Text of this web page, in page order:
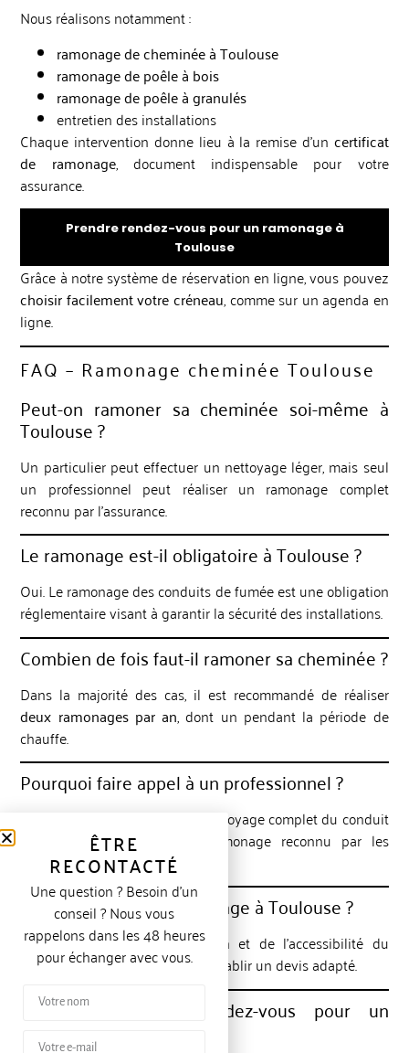
Nous réalisons notamment :
ramonage de cheminée à Toulouse
ramonage de poêle à bois
ramonage de poêle à granulés
entretien des installations
Chaque intervention donne lieu à la remise d’un certificat
de ramonage, document indispensable pour votre
assurance.
Prendre rendez-vous pour un ramonage à
Toulouse
Grâce à notre système de réservation en ligne, vous pouvez
choisir facilement votre créneau, comme sur un agenda en
ligne.
FAQ – Ramonage cheminée Toulouse
Peut-on ramoner sa cheminée soi-même à
Toulouse ?
Un particulier peut effectuer un nettoyage léger, mais seul
un professionnel peut réaliser un ramonage complet
reconnu par l’assurance.
Le ramonage est-il obligatoire à Toulouse ?
Oui. Le ramonage des conduits de fumée est une obligation
réglementaire visant à garantir la sécurité des installations.
Combien de fois faut-il ramoner sa cheminée ?
Dans la majorité des cas, il est recommandé de réaliser
deux ramonages par an, dont un pendant la période de
chauffe.
Pourquoi faire appel à un professionnel ?
Un professionnel garantit un nettoyage complet du conduit
et délivre un certificat de ramonage reconnu par les
assurances.
Combien coûte un ramonage à Toulouse ?
Le prix dépend de l’installation et de l’accessibilité du
conduit. Un professionnel peut établir un devis adapté.
Comment prendre rendez-vous pour un
ÊTRE
RECONTACTÉ
Une question ? Besoin d’un
conseil ? Nous vous
rappelons dans les 48 heures
pour échanger avec vous.